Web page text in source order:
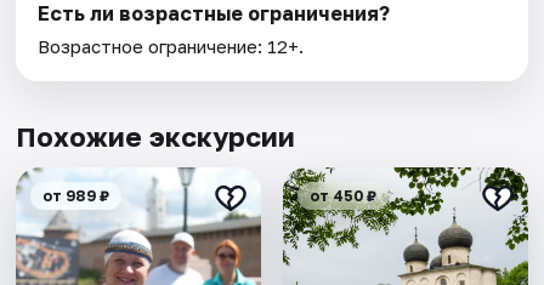
Есть ли возрастные ограничения?
Возрастное ограничение: 12+.
Похожие экскурсии
от 989 ₽ от 450 ₽